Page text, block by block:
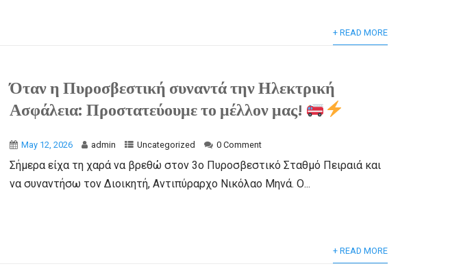
+ READ MORE
Όταν η Πυροσβεστική συναντά την Ηλεκτρική
Ασφάλεια: Προστατεύουμε το μέλλον μας!
May 12, 2026 admin Uncategorized 0 Comment
Σήμερα είχα τη χαρά να βρεθώ στον 3ο Πυροσβεστικό Σταθμό Πειραιά και
να συναντήσω τον Διοικητή, Αντιπύραρχο Νικόλαο Μηνά. Ο...
+ READ MORE